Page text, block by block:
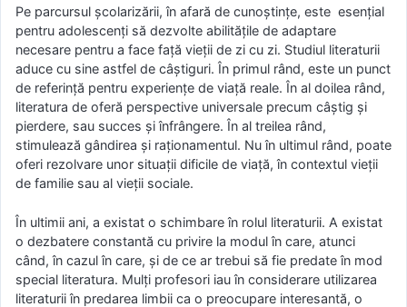
Pe parcursul şcolarizării, în afară de cunoştinţe, este esenţial
pentru adolescenţi să dezvolte abilităţile de adaptare
necesare pentru a face faţă vieţii de zi cu zi. Studiul literaturii
aduce cu sine astfel de câştiguri. În primul rând, este un punct
de referinţă pentru experiențe de viață reale. În al doilea rând,
literatura de oferă perspective universale precum câştig şi
pierdere, sau succes și înfrângere. În al treilea rând,
stimulează gândirea şi raţionamentul. Nu în ultimul rând, poate
oferi rezolvare unor situaţii dificile de viaţă, în contextul vieţii
de familie sau al vieţii sociale.
În ultimii ani, a existat o schimbare în rolul literaturii. A existat
o dezbatere constantă cu privire la modul în care, atunci
când, în cazul în care, și de ce ar trebui să fie predate în mod
special literatura. Mulți profesori iau în considerare utilizarea
literaturii în predarea limbii ca o preocupare interesantă, o